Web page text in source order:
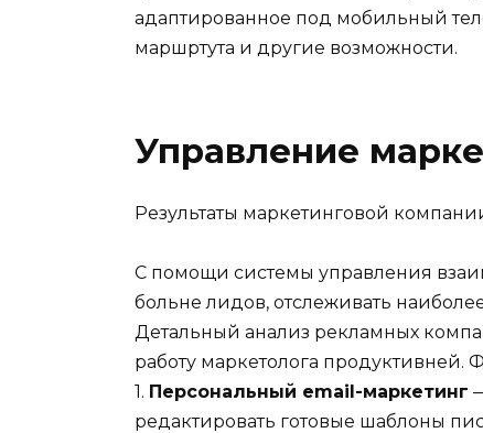
адаптированное под мобильный
маршртута и другие возможности.
Управление
Результаты маркетинговой
С помощи системы управления
больне лидов, отслеживать
Детальный анализ рекламных
работу маркетолога
1. Персональный email-маркетинг
редактировать готовые шаблоны